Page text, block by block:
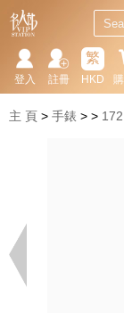
繁
HKD
註冊
登入
主 頁 手錶